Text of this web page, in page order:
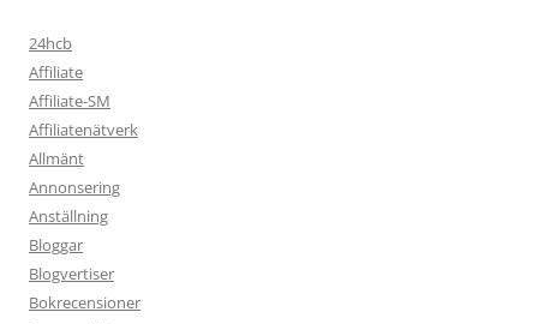
24hcb
Affiliate
Affiliate-SM
Affiliatenätverk
Allmänt
Annonsering
Anställning
Bloggar
Blogvertiser
Bokrecensioner